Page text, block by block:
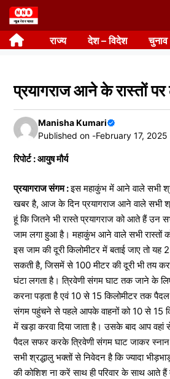
Skip
to
content राज्य देश – विदेश
प्रयागराज आने के रास्तों
Manisha Kumari
Published on -February 17, 2025
रिपोर्ट : आयुष मौर्य
प्रयागराज संगम :इस महाकुंभ में आने वाले सभी
खबर है, आज के दिन प्रयागराज आने वाले सभी
हूं कि जितने भी रास्ते प्रयागराज को आते हैं उन
जाम लगा हुआ है। महाकुंभ आने वाले सभी रास्तों
इस जाम की दूरी किलोमीटर में बताई जाए तो यह
सकती है, जिसमें से 100 मीटर की दूरी भी तय
घंटा लगता है। त्रिवेणी संगम घाट तक जाने के
करना पड़ता है एवं 10 से 15 किलोमीटर तक पैदल
संगम पहुंचने से पहले आपके वाहनों को 10 से 15
में खड़ा करवा दिया जाता है। उसके बाद आप वहां
पैदल सफर करके त्रिवेणी संगम घाट जाकर
सभी श्रद्धालु भक्तों से निवेदन है कि ज्यादा
की कोशिश ना करें साथ ही परिवार के साथ आते